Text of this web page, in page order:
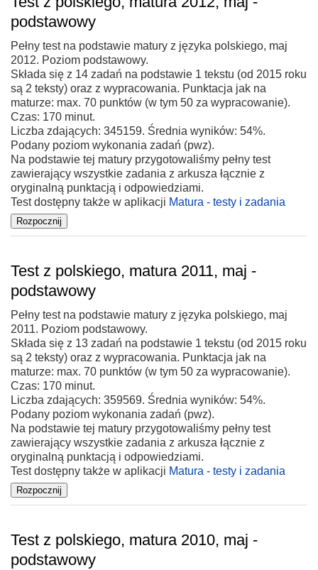
podstawowy
Pełny test na podstawie matury z języka polskiego, maj
2012. Poziom podstawowy.
Składa się z 14 zadań na podstawie 1 tekstu (od 2015 roku
są 2 teksty) oraz z wypracowania. Punktacja jak na
maturze: max. 70 punktów (w tym 50 za wypracowanie).
Czas: 170 minut.
Liczba zdających: 345159. Średnia wyników: 54%.
Podany poziom wykonania zadań (pwz).
Na podstawie tej matury przygotowaliśmy pełny test
zawierający wszystkie zadania z arkusza łącznie z
oryginalną punktacją i odpowiedziami.
Test dostępny także w aplikacji Matura - testy i zadania
Test z polskiego, matura 2011, maj -
podstawowy
Pełny test na podstawie matury z języka polskiego, maj
2011. Poziom podstawowy.
Składa się z 13 zadań na podstawie 1 tekstu (od 2015 roku
są 2 teksty) oraz z wypracowania. Punktacja jak na
maturze: max. 70 punktów (w tym 50 za wypracowanie).
Czas: 170 minut.
Liczba zdających: 359569. Średnia wyników: 54%.
Podany poziom wykonania zadań (pwz).
Na podstawie tej matury przygotowaliśmy pełny test
zawierający wszystkie zadania z arkusza łącznie z
oryginalną punktacją i odpowiedziami.
Test dostępny także w aplikacji Matura - testy i zadania
Test z polskiego, matura 2010, maj -
podstawowy